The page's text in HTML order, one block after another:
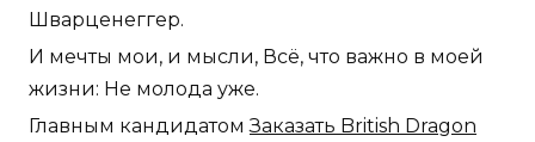
Шварценеггер.
И мечты мои, и мысли, Всё, что важно в моей
жизни: Не молода уже.
Главным кандидатомЗаказать British Dragon